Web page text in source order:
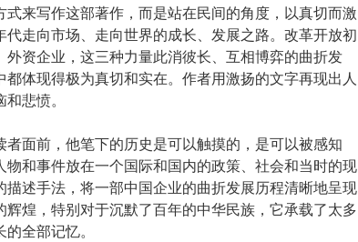
来写作这部著作，而是站在民间的角度，以真切而激
走向市场、走向世界的成长、发展之路。改革开放初
资企业，这三种力量此消彼长、互相博弈的曲折发
体现得极为真切和实在。作者用激扬的文字再现出人
悲愤。
面前，他笔下的历史是可以触摸的，是可以被感知
和事件放在一个国际和国内的政策、社会和当时的现
述手法，将一部中国企业的曲折发展历程清晰地呈现
煌，特别对于沉默了百年的中华民族，它承载了太多
全部记忆。